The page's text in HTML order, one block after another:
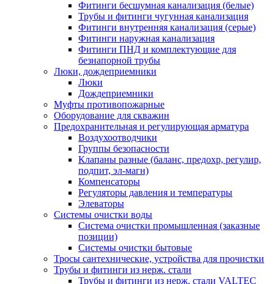
Фитинги бесшумная канализация (белые)
Трубы и фитинги чугунная канализация
Фитинги внутренняя канализация (серые)
Фитинги наружная канализация
Фитинги ПНД и комплектующие для
безнапорной трубы
Люки, дождеприемники
Люки
Дождеприемники
Муфты противопожарные
Оборудование для скважин
Предохранительная и регулирующая арматура
Воздухоотводчики
Группы безопасности
Клапаны разные (баланс, предохр, регулир,
подпит, эл-магн)
Компенсаторы
Регуляторы давления и температуры
Элеваторы
Системы очистки воды
Система очистки промышленная (заказные
позиции)
Системы очистки бытовые
Тросы сантехнические, устройства для прочистки
Трубы и фитинги из нерж. стали
Трубы и фитинги из нерж. стали VALTEC